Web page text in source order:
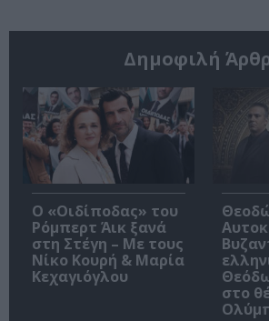
Δημοφιλή
O «Οιδίποδας» του
Ρόμπερτ Άικ ξανά
στη Στέγη – Με τους
Νίκο Κουρή & Μαρία
Κεχαγιόγλου
στο